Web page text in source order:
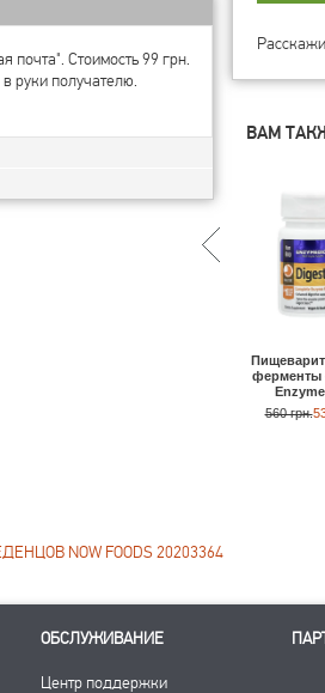
почта". Стоимость 99 грн.
руки получателю.
ВАМ
ферменты
560 грн.
NOW FOODS 20203364
ОБСЛУЖИВАНИЕ
Центр поддержки